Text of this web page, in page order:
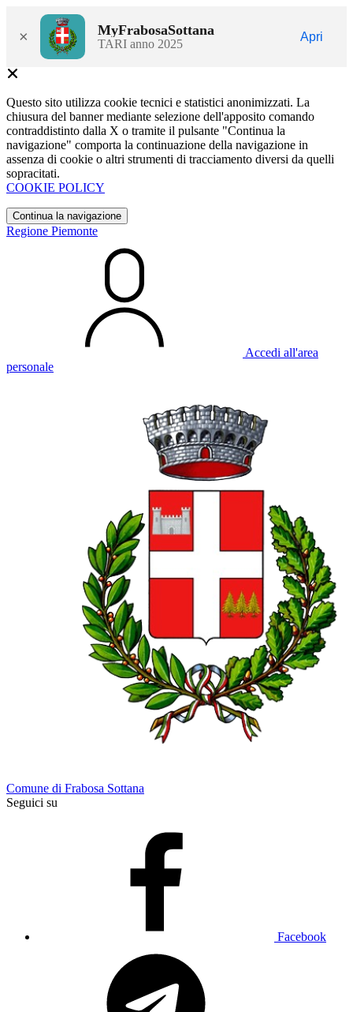
× MyFrabosaSottana
TARI anno 2025
Apri
Questo sito utilizza cookie tecnici e statistici anonimizzati. La
chiusura del banner mediante selezione dell'apposito comando
contraddistinto dalla X o tramite il pulsante "Continua la
navigazione" comporta la continuazione della navigazione in
assenza di cookie o altri strumenti di tracciamento diversi da quelli
sopracitati.
COOKIE POLICY
Continua la navigazione
Regione Piemonte
Accedi all'area
personale
Comune di Frabosa Sottana
Seguici su
Facebook